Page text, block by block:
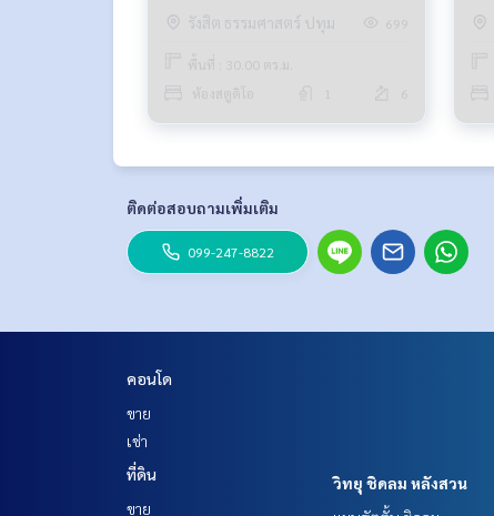
รังสิต ธรรมศาสตร์ ปทุม
699
พื้นที่ : 30.00 ตร.ม.
ห้องสตูดิโอ
6
ติดต่อสอบถามเพิ่มเติม
099-247-8822
คอนโด
ขาย
เช่า
ที่ดิน
ขาย
วิทยุ ชิดลม หลังสวน